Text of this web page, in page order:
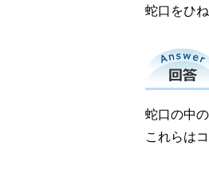
蛇口をひ
回答
蛇口の中
これらは